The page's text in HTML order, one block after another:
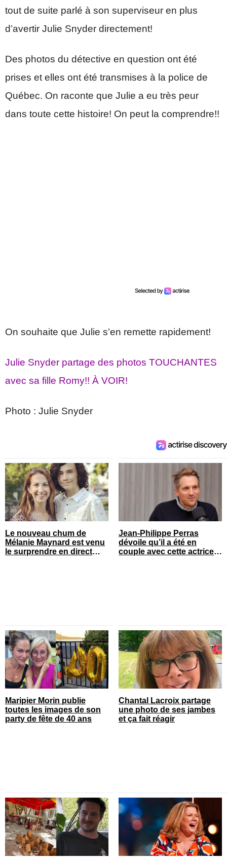
tout de suite parlé à son superviseur en plus
d’avertir Julie Snyder directement!
Des photos du détective en question ont été
prises et elles ont été transmises à la police de
Québec. On raconte que Julie a eu très peur
dans toute cette histoire! On peut la comprendre!!
On souhaite que Julie s’en remette rapidement!
Julie Snyder partage des photos TOUCHANTES
avec sa fille Romy!! À VOIR!
Photo : Julie Snyder
Le nouveau chum de
Mélanie Maynard est venu
le surprendre en direct
Jean-Philippe Perras
dévoile qu’il a été en
couple avec cette actrice
Maripier Morin publie
toutes les images de son
party de fête de 40 ans
Chantal Lacroix partage
une photo de ses jambes
et ça fait réagir